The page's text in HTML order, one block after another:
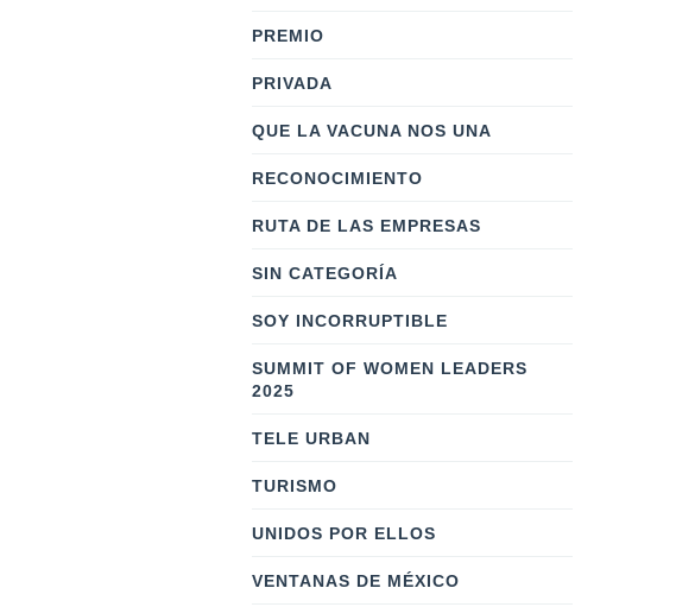
PREMIO
PRIVADA
QUE LA VACUNA NOS UNA
RECONOCIMIENTO
RUTA DE LAS EMPRESAS
SIN CATEGORÍA
SOY INCORRUPTIBLE
SUMMIT OF WOMEN LEADERS
2025
TELE URBAN
TURISMO
UNIDOS POR ELLOS
VENTANAS DE MÉXICO